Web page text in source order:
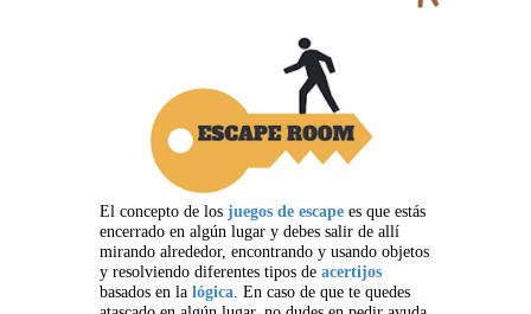
El concepto de los juegos de escape es que estás
encerrado en algún lugar y debes salir de allí
mirando alrededor, encontrando y usando objetos
y resolviendo diferentes tipos de acertijos
basados en la lógica. En caso de que te quedes